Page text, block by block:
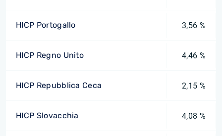
HICP Portogallo 3,56 %
HICP Regno Unito 4,46 %
HICP Repubblica Ceca 2,15 %
HICP Slovacchia 4,08 %